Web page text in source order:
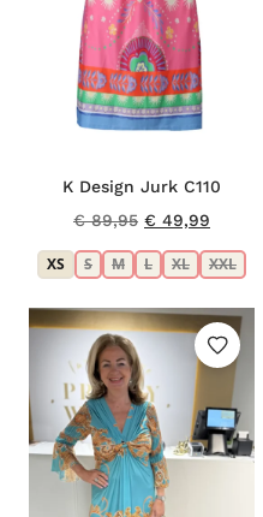
K Design Jurk C110
€89,95 Oorspronkelijke
prijs
was:
€ 49,99
prijs
is:
XS S M L XL XXL